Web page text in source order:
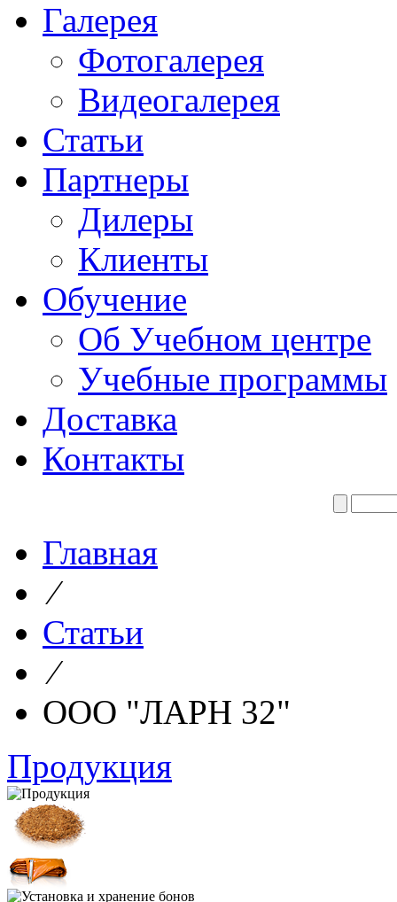
Галерея
Фотогалерея
Видеогалерея
Статьи
Партнеры
Дилеры
Клиенты
Обучение
Об Учебном центре
Учебные программы
Доставка
Контакты
Главная
⁄
Статьи
⁄
ООО "ЛАРН 32"
Продукция